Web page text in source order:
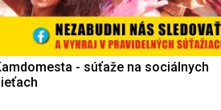
- súťaže na sociálnych